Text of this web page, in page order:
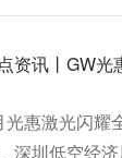
光惠激光闪耀